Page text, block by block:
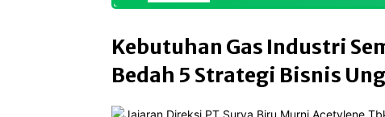
Kebutuhan Gas Industri
Bedah 5 Strategi Bisnis